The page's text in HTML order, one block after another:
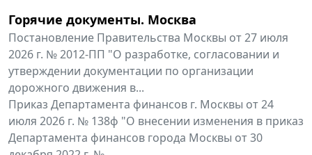
Горячие документы. Москва
Постановление Правительства Москвы от 27 июля
2026 г. № 2012-ПП "О разработке, согласовании и
утверждении документации по организации
дорожного движения в...
Приказ Департамента финансов г. Москвы от 24
июля 2026 г. № 138ф "О внесении изменения в приказ
Департамента финансов города Москвы от 30